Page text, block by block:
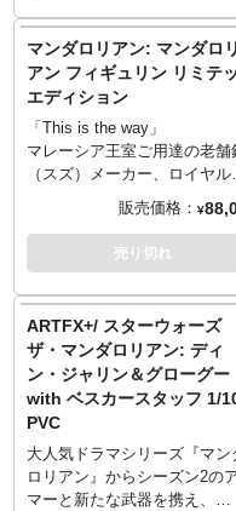
ーことクリクナとディン・ジ
リン＆グローグーのセット。
型のエイリアンスパイダーた
までも付属したクリーチャー
ァンには嬉しいセット。
マンダロリアン: マンダロリ
アン フィギュリン リミテ
エディション
「This is the way」
マレーシア王室ご用達の老舗
（スズ）メーカー、ロイヤル
ランゴール社の誇るスターウ
ーズコレクションに「ジェダ
の帰還」後の世界を描き世界
に好評を得たドラマ『マンダ
リンがフィギュリンとして登
です。誇りを重んじるマンダ
リアンの教義に従い、フォー
の力を秘めたザ・チャイルド
命懸けで守り、戦い抜くマン
ー。覚悟を感じるその勇姿を
ューターの重厚な造形美によ
て再現。足元にはしっかりと
販売価格： ¥
売り切れ
ARTFX+/ スターウォーズ
ザ・マンダロリアン: ディ
ン・ジャリン＆グローグー
with ベスカースタッフ 1/
PVC
大人気ドラマシリーズ『マン
ロリアン』からシーズン2の
マーと新たな武器を携え、